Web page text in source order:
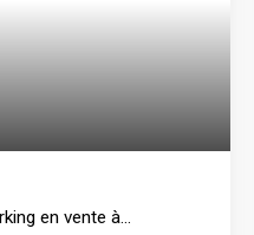
en vente à